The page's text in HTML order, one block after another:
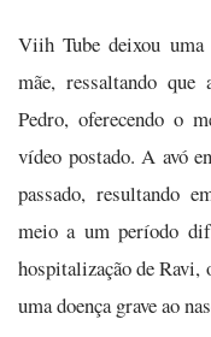
Viih Tube deixou uma
mãe, ressaltando
Pedro, oferecendo o
vídeo postado. A avó
passado, resultando
meio a um período
hospitalização de
uma doença grave ao